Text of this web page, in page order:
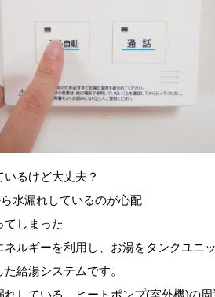
るけど大丈夫？
水漏れしているのが心配
てしまった
ネルギーを利用し、お湯をタンクユニ
給湯システムです。
れしている、ヒートポンプ(室外機)の